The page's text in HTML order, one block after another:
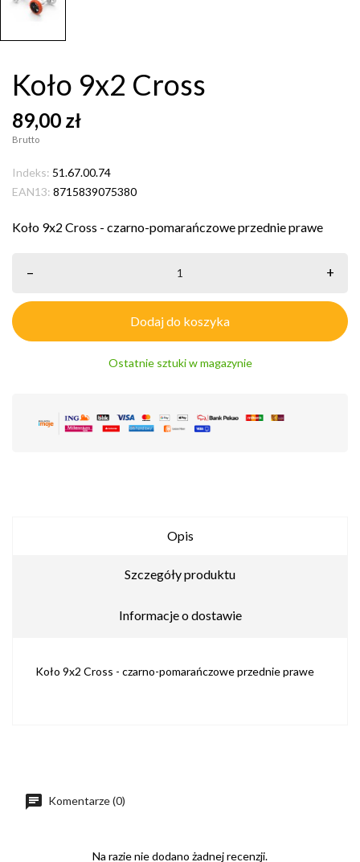
Koło 9x2 Cross
89,00 zł
Brutto
Indeks: 51.67.00.74
EAN13: 8715839075380
Koło 9x2 Cross - czarno-pomarańczowe przednie prawe
– +
Dodaj do koszyka
Ostatnie sztuki w magazynie
Opis
Szczegóły produktu
Informacje o dostawie
Koło 9x2 Cross - czarno-pomarańczowe przednie prawe
Komentarze (0)
Na razie nie dodano żadnej recenzji.